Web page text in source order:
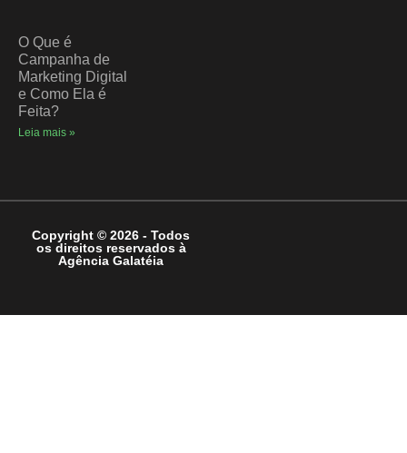
O Que é
Campanha de
Marketing Digital
e Como Ela é
Feita?
Leia mais »
Copyright © 2026 - Todos
os direitos reservados à
Agência Galatéia